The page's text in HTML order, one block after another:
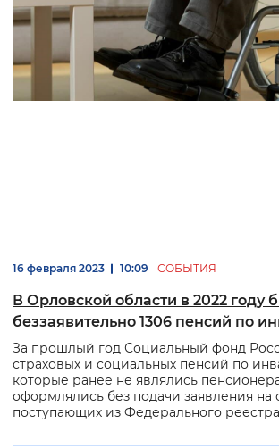
СОБЫТИЯ
16 февраля 2023 10:09
В Орловской области в 2022 году
беззаявительно 1306 пенсий по
За прошлый год Социальный фонд
страховых и социальных пенсий по
которые ранее не являлись
оформлялись без подачи заявления на
поступающих из Федерального